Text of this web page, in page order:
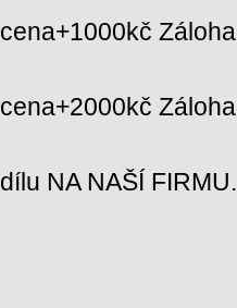
cena+1000kč
cena+2000kč
dílu NA NAŠÍ